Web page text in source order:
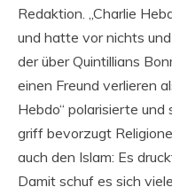
Redaktion. „Charlie
und hatte vor nichts
der über Quintillians
einen Freund verlieren
Hebdo“ polarisierte
griff bevorzugt
auch den Islam: Es
Damit schuf es sich